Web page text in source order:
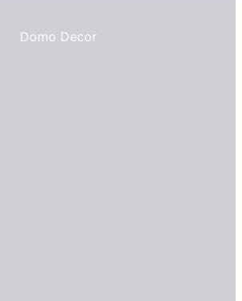
ποιότητας
ΟΙΚΟΛΟΓΙΑΣ